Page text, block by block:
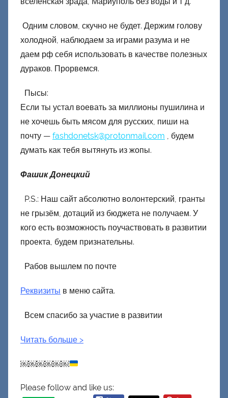
Одним словом, скучно не будет. Держим голову
холодной, наблюдаем за играми разума и не
даем рф себя использовать в качестве полезных
дураков. Прорвемся.
Пысы:
Если ты устал воевать за миллионы пушилина и
не хочешь быть мясом для русских, пиши на
почту — fashdonetsk@protonmail.com , будем
думать как тебя вытянуть из жопы.
Фашик Донецкий
P.S.: Наш сайт абсолютно волонтерский, гранты
не грызём, дотаций из бюджета не получаем. У
кого есть возможность поучаствовать в развитии
проекта, будем признательны.
Рабов вышлем по почте
Реквизиты в меню сайта.
Всем спасибо за участие в развитии
Читать больше >
￼￼￼￼￼￼
Please follow and like us: